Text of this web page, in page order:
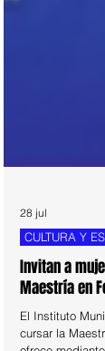
28 jul
CULTURA Y
Invitan a
Maestría en